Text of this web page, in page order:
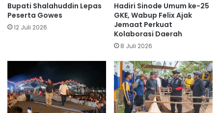
Bupati Shalahuddin Lepas
Peserta Gowes
12 Juli 2026
Hadiri Sinode Umum ke-25
GKE, Wabup Felix Ajak
Jemaat Perkuat
Kolaborasi Daerah
8 Juli 2026